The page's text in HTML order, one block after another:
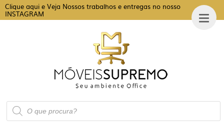
Clique aqui e Veja Nossos trabalhos e entregas no nosso
INSTAGRAM
Pesquisar
produtos